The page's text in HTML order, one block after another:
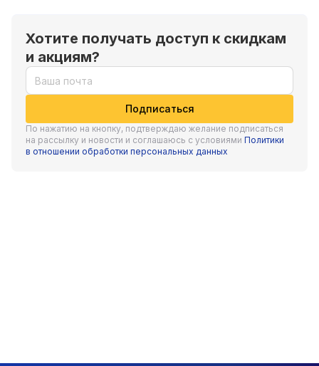
Предлагаемые технологии и продукция созданы в
лаборатории нашей компании.
Оборудование собственной разработки, запатентованные
технологии производства, строгий контроль качества,
профессиональная команда.
Хотите получать доступ к скидкам
и акциям?
Подписаться
По нажатию на кнопку, подтверждаю желание подписаться
на рассылку и новости и соглашаюсь с условиями Политики
в отношении обработки персональных данных